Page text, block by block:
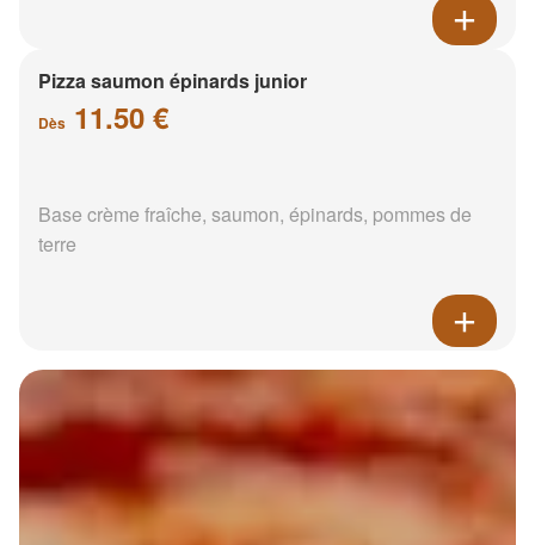
Pizza saumon épinards junior
Dès 11.50 €
Base crème fraîche, saumon, épinards, pommes de
terre